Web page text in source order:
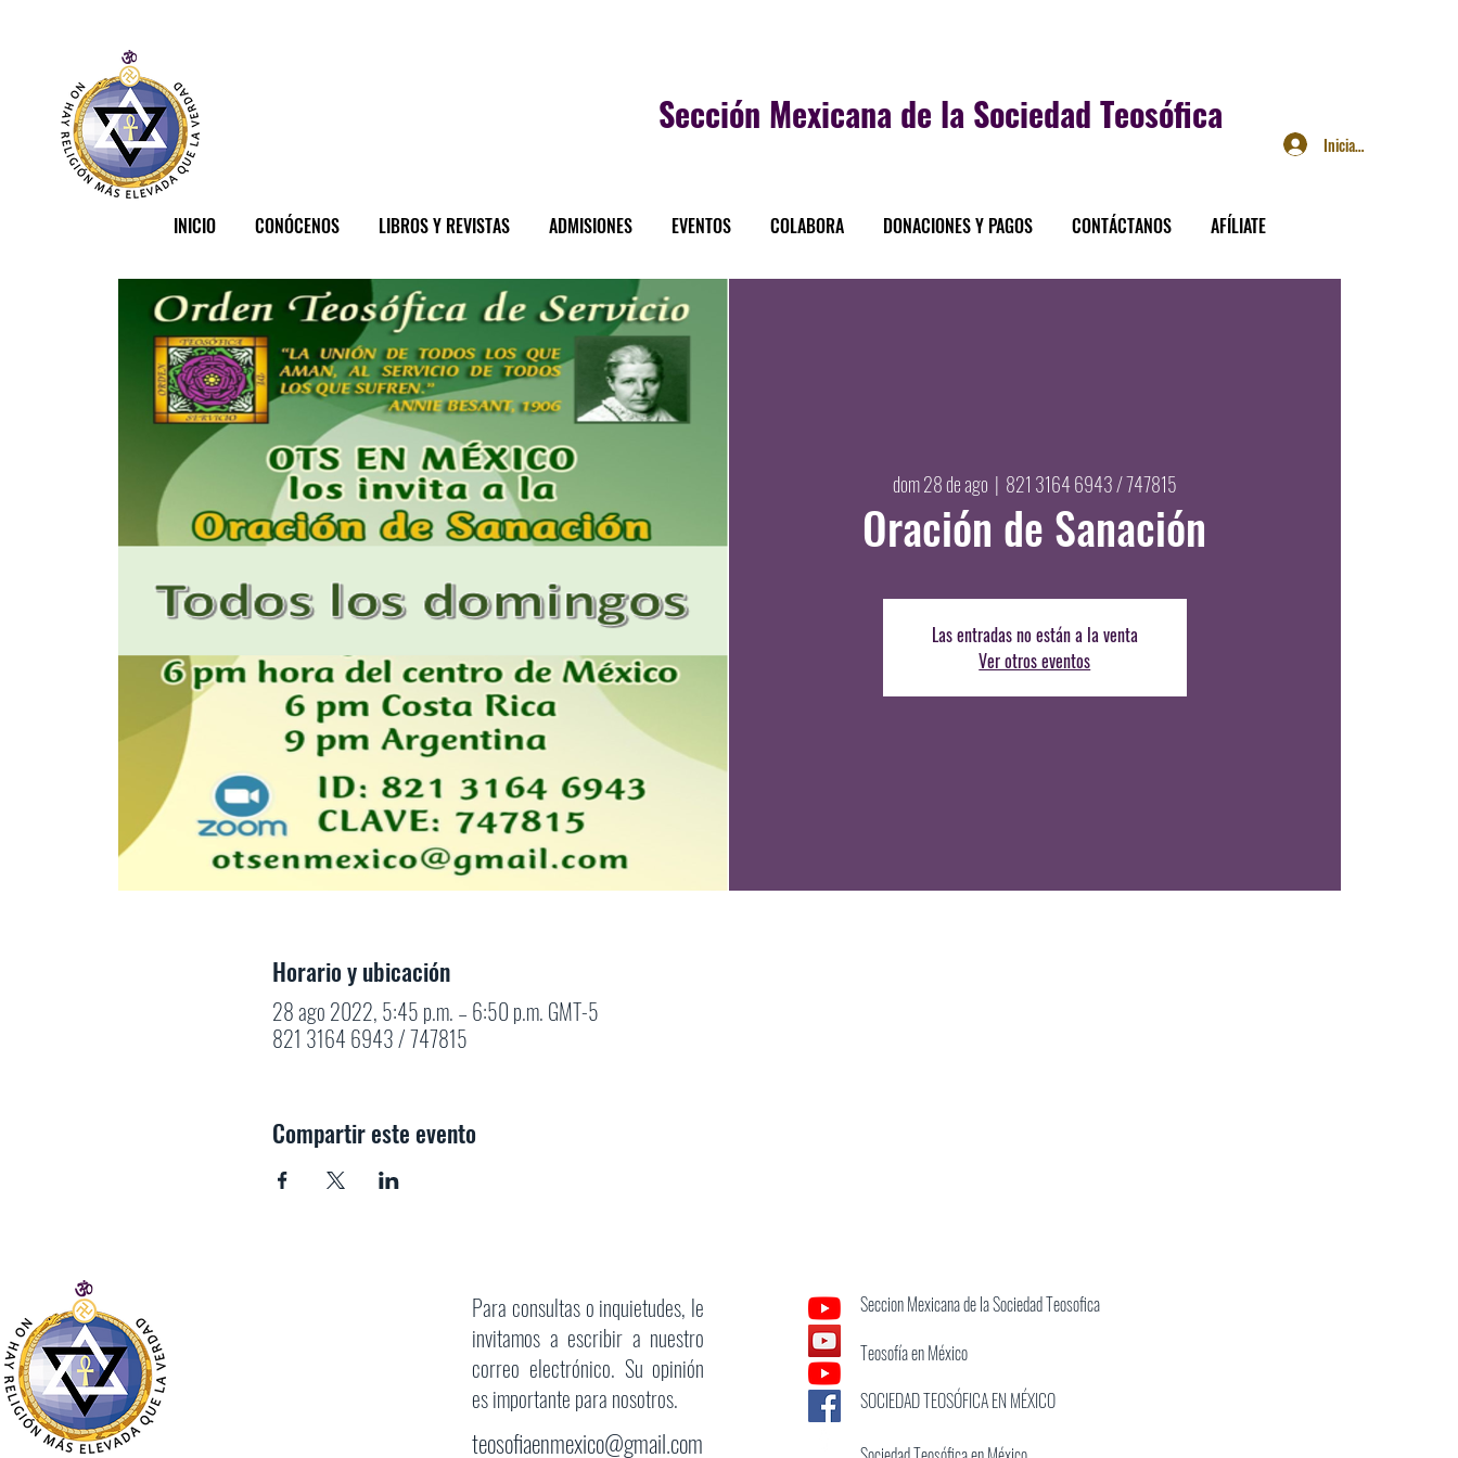
Sección Mexicana de la Sociedad Teosófica
INICIO CONÓCENOS LIBROS Y REVISTAS ADMISIONES EVENTOS COLABORA DONACIONES Y PAGOS CONTÁCTANOS AFÍLIATE
Iniciar sesión
dom 28 de ago
  |
821 3164 6943 / 747815
Oración de Sanación
Las entradas no están a la venta
Ver otros eventos
Horario y ubicación
28 ago 2022, 5:45 p.m. – 6:50 p.m. GMT-5
821 3164 6943 / 747815
Compartir este evento
Para consultas o inquietudes, le
invitamos a escribir a nuestro
correo electrónico. Su opinión
es importante para nosotros.
teosofiaenmexico@gmail.com
Seccion Mexicana de la Sociedad Teosofica
Teosofía en México
SOCIEDAD TEOSÓFICA EN MÉXICO